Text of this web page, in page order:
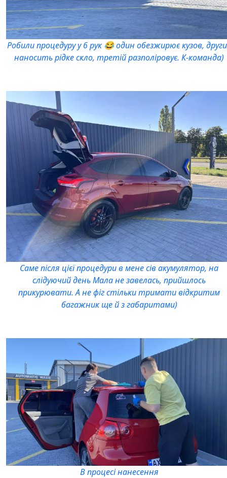
Робили процедуру у 6 рук 😂 один обезжирює кузов,
наносить рідке скло, третій разполіровує. К-команда)
Саме після цієї процедури в мене сів акумулятор, на
слідуючий день Мала не завелась, прийшлось
прикурювати. А не фіг стільки тримати відкритим
багажник ще й з габаритами)
В процесі нанесення